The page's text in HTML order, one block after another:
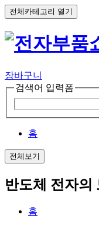
전체카테고리 열기
장바구니
검색어 입력폼
홈
전체보기
반도체 전자의
홈